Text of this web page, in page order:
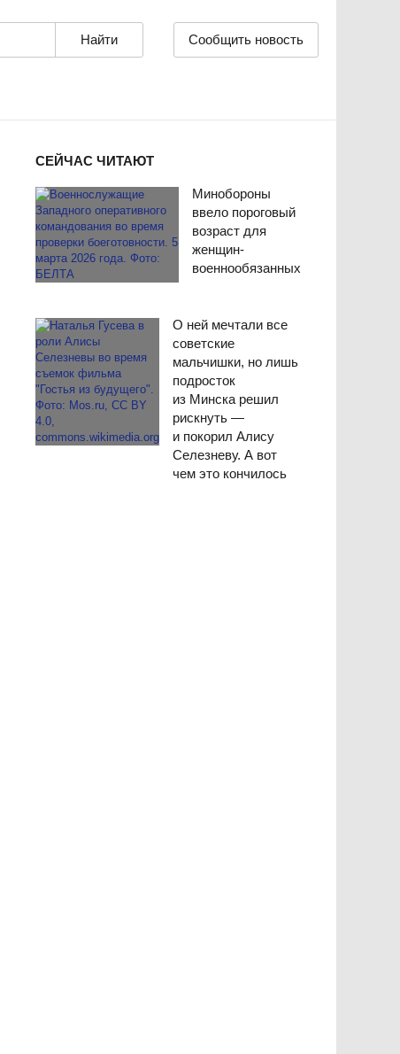
Сообщить новость
СЕЙЧАС ЧИТАЮТ
Минобороны
ввело пороговый
возраст для
женщин-
военнообязанных
О ней мечтали все
советские
мальчишки, но лишь
подросток
из Минска решил
рискнуть —
и покорил Алису
Селезневу. А вот
чем это кончилось